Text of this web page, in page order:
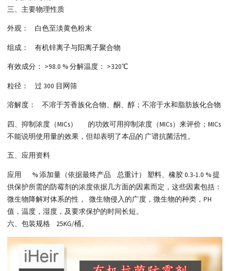
三、主要物理性质
外观： 白色至淡黄色粉末
组成： 有机锌离子与阳离子聚合物
有效成分： >98.0 % 分解温度： >320℃
粒径： 过 300 目网筛
溶解度： 不溶于芳香族化合物、酮、醇；不溶于水和脂肪族化合物
四、抑制浓度（MICs） 的功效可用抑制浓度（MICs）来评价；MICs
不能说明使用量的效果，但却表明了本品的 广谱抗菌活性。
五、应用资料
应用 % 添加量（依据最终产品 总重计） 塑料、橡胶 0.3-1.0 % 提
供保护所需的防霉剂的浓度依据几方面的因素而定，这些因素包括：
微生物降解对体系的性， 微生物侵入的广度，微生物的种类，PH
值，温度，湿度，及要求保护的时间长短。
六、包装规格 25KG/桶。